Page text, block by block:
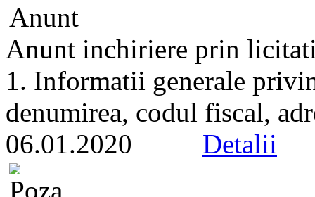
Anunt inchiriere prin
1. Informatii generale
denumirea, codul fiscal,
06.01.2020 Detalii